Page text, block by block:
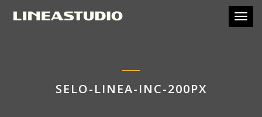
SELO-LINEA-INC-200PX